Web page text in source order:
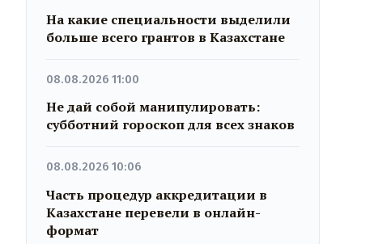
На какие специальности выделили
больше всего грантов в Казахстане
08.08.2026 11:00
Не дай собой манипулировать:
субботний гороскоп для всех знаков
08.08.2026 10:06
Часть процедур аккредитации в
Казахстане перевели в онлайн-
формат